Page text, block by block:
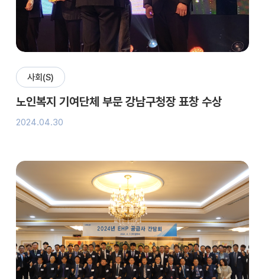
사회(S)
노인복지 기여단체 부문 강남구청장 표창 수상
2024.04.30